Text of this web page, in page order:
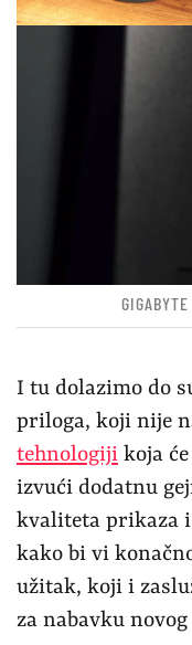
I tu dolazimo do
priloga, koji nije
tehnologiji koja
izvući dodatnu
kvaliteta prikaza
kako bi vi
užitak, koji i
za nabavku